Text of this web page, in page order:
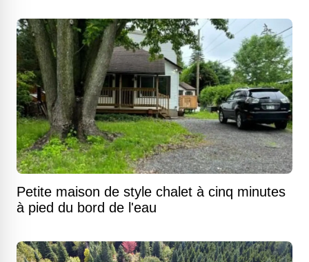
Petite maison de style chalet à cinq minutes
à pied du bord de l'eau